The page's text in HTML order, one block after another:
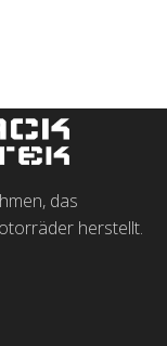
das
herstellt.